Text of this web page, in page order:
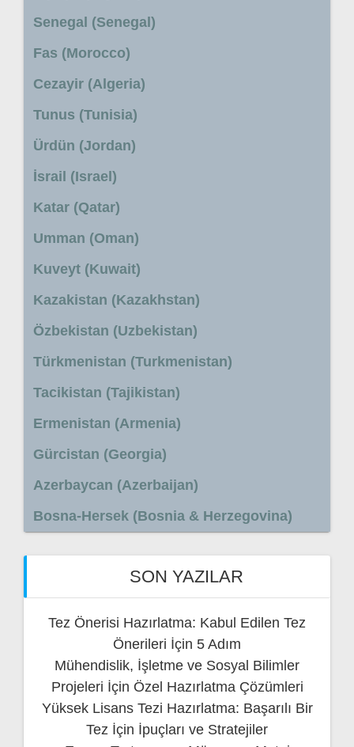
Senegal (Senegal)
Fas (Morocco)
Cezayir (Algeria)
Tunus (Tunisia)
Ürdün (Jordan)
İsrail (Israel)
Katar (Qatar)
Umman (Oman)
Kuveyt (Kuwait)
Kazakistan (Kazakhstan)
Özbekistan (Uzbekistan)
Türkmenistan (Turkmenistan)
Tacikistan (Tajikistan)
Ermenistan (Armenia)
Gürcistan (Georgia)
Azerbaycan (Azerbaijan)
Bosna-Hersek (Bosnia & Herzegovina)
SON YAZILAR
Tez Önerisi Hazırlatma: Kabul Edilen Tez
Önerileri İçin 5 Adım
Mühendislik, İşletme ve Sosyal Bilimler
Projeleri İçin Özel Hazırlatma Çözümleri
Yüksek Lisans Tezi Hazırlatma: Başarılı Bir
Tez İçin İpuçları ve Stratejiler